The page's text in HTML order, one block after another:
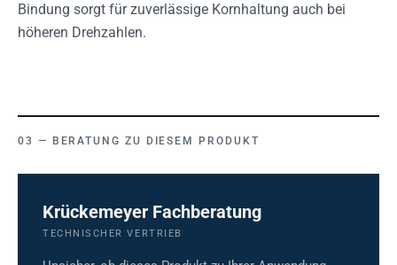
Bindung sorgt für zuverlässige Kornhaltung auch bei
höheren Drehzahlen.
BERATUNG ZU DIESEM PRODUKT
Krückemeyer Fachberatung
TECHNISCHER VERTRIEB